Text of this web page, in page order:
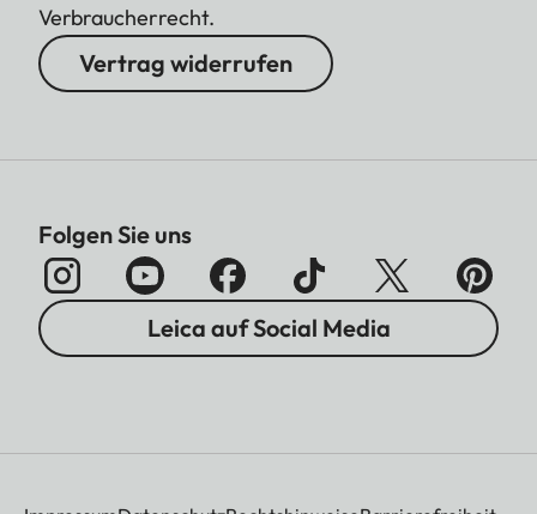
Verbraucherrecht.
Vertrag widerrufen
Folgen Sie uns
Leica auf Social Media